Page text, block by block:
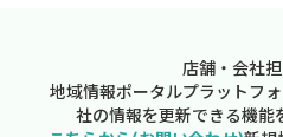
店舗・会社
地域情報ポータルプラットフ
社の情報を更新できる機能